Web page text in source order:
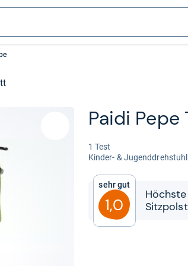
Paidi Pepe
1 Test
Kin­der-​ & Jugend­dreh­stuhl
Sehr gut
1,0